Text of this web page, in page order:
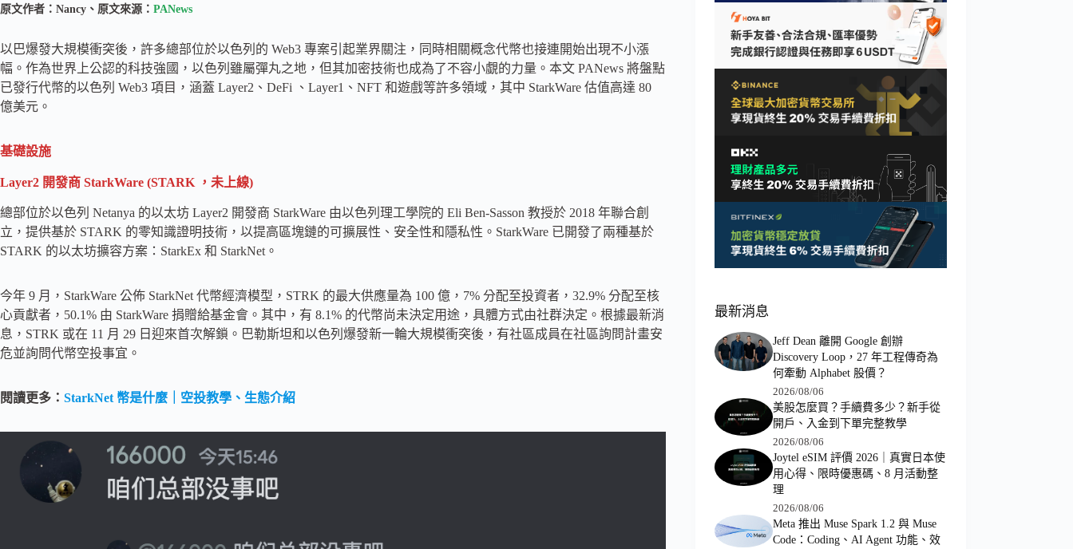
原文作者：Nancy、原文來源： PANews
以巴爆發大規模衝突後，許多總部位於以色列的 Web3 專案引起業界關注，同時相關概念代幣也接連開始出現不小漲
幅。作為世界上公認的科技強國，以色列雖屬彈丸之地，但其加密技術也成為了不容小覷的力量。本文 PANews 將盤點
已發行代幣的以色列 Web3 項目，涵蓋 Layer2、DeFi 、Layer1、NFT 和遊戲等許多領域，其中 StarkWare 估值高達 80
億美元。
基礎設施
Layer2 開發商 StarkWare (STARK ，未上線)
總部位於以色列 Netanya 的以太坊 Layer2 開發商 StarkWare 由以色列理工學院的 Eli Ben-Sasson 教授於 2018 年聯合創
立，提供基於 STARK 的零知識證明技術，以提高區塊鏈的可擴展性、安全性和隱私性。StarkWare 已開發了兩種基於
STARK 的以太坊擴容方案：StarkEx 和 StarkNet。
今年 9 月，StarkWare 公佈 StarkNet 代幣經濟模型，STRK 的最大供應量為 100 億，7% 分配至投資者，32.9% 分配至核
心貢獻者，50.1% 由 StarkWare 捐贈給基金會。其中，有 8.1% 的代幣尚未決定用途，具體方式由社群決定。根據最新消
息，STRK 或在 11 月 29 日迎來首次解鎖。巴勒斯坦和以色列爆發新一輪大規模衝突後，有社區成員在社區詢問計畫安
危並詢問代幣空投事宜。
閱讀更多： StarkNet 幣是什麼｜空投教學、生態介紹
最新消息
Jeff Dean 離開 Google 創辦
Discovery Loop，27 年工程傳奇為
何牽動 Alphabet 股價？
2026/08/06
美股怎麼買？手續費多少？新手從
開戶、入金到下單完整教學
2026/08/06
Joytel eSIM 評價 2026｜真實日本使
用心得、限時優惠碼、8 月活動整
理
2026/08/06
Meta 推出 Muse Spark 1.2 與 Muse
Code：Coding、AI Agent 功能、效